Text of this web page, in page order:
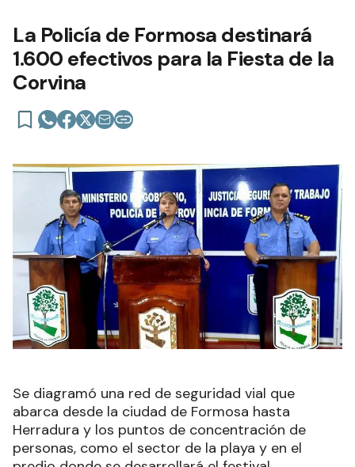
La Policía de Formosa destinará
1.600 efectivos para la Fiesta de la
Corvina
Se diagramó una red de seguridad vial que
abarca desde la ciudad de Formosa hasta
Herradura y los puntos de concentración de
personas, como el sector de la playa y en el